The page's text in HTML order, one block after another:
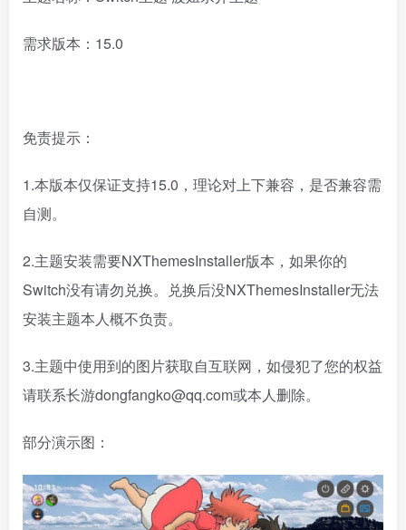
需求版本：15.0
免责提示：
1.本版本仅保证支持15.0，理论对上下兼容，是否兼容需
自测。
2.主题安装需要NXThemesInstaller版本，如果你的
Switch没有请勿兑换。兑换后没NXThemesInstaller无法
安装主题本人概不负责。
3.主题中使用到的图片获取自互联网，如侵犯了您的权益
请联系长游dongfangko@qq.com或本人删除。
部分演示图：